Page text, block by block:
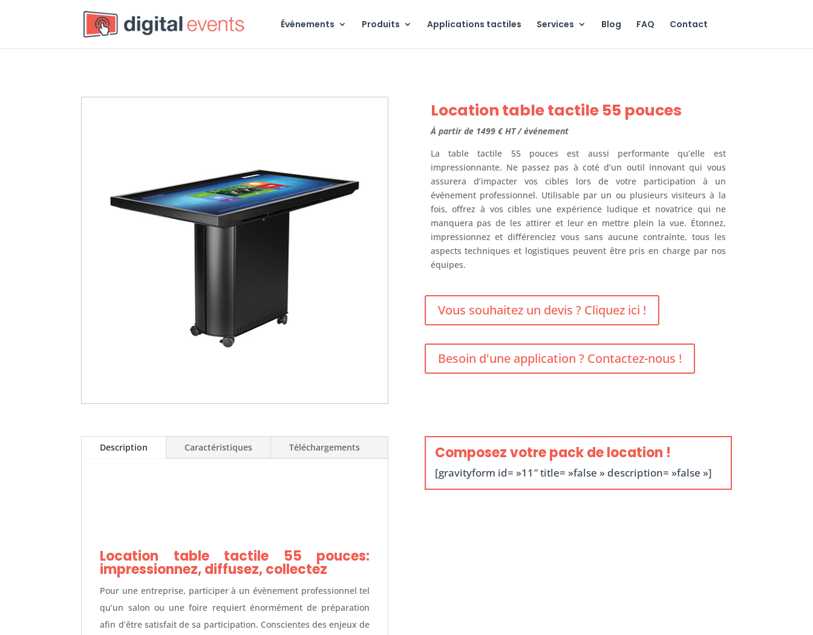
Événements Produits Applications tactiles Services Blog FAQ Contact
Location table tactile 55 pouces
À partir de 1499 € HT /événement
La table tactile 55 pouces est aussi performante qu’elle est
impressionnante. Ne passez pas à coté d’un outil innovant qui vous
assurera d’impacter vos cibles lors de votre participation à un
événement professionnel. Utilisable par un ou plusieurs visiteurs à la
fois, offrez à vos cibles une expérience ludique et novatrice qui ne
manquera pas de les attirer et leur en mettre plein la vue. Étonnez,
impressionnez et différenciez vous sans aucune contrainte, tous les
aspects techniques et logistiques peuvent être pris en charge par nos
équipes.
Vous souhaitez un devis ? Cliquez ici !
Besoin d'une application ? Contactez-nous !
Description Caractéristiques Téléchargements
Location table tactile 55 pouces:
impressionnez, diffusez, collectez
Pour une entreprise, participer à un évènement professionnel tel
qu’un salon ou une foire requiert énormément de préparation
afin d’être satisfait de sa participation. Conscientes des enjeux de
Composez votre pack de location !
[gravityform id= »11″ title= »false » description= »false »]